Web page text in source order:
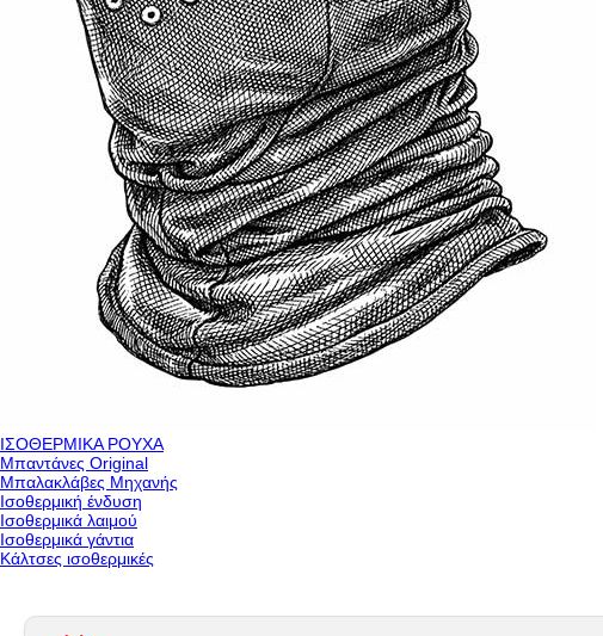
ΙΣΟΘΕΡΜΙΚΑ ΡΟΥΧΑ
Μπαντάνες Original
Μπαλακλάβες Μηχανής
Ισοθερμική ένδυση
Ισοθερμικά λαιμού
Ισοθερμικά γάντια
Κάλτσες ισοθερμικές